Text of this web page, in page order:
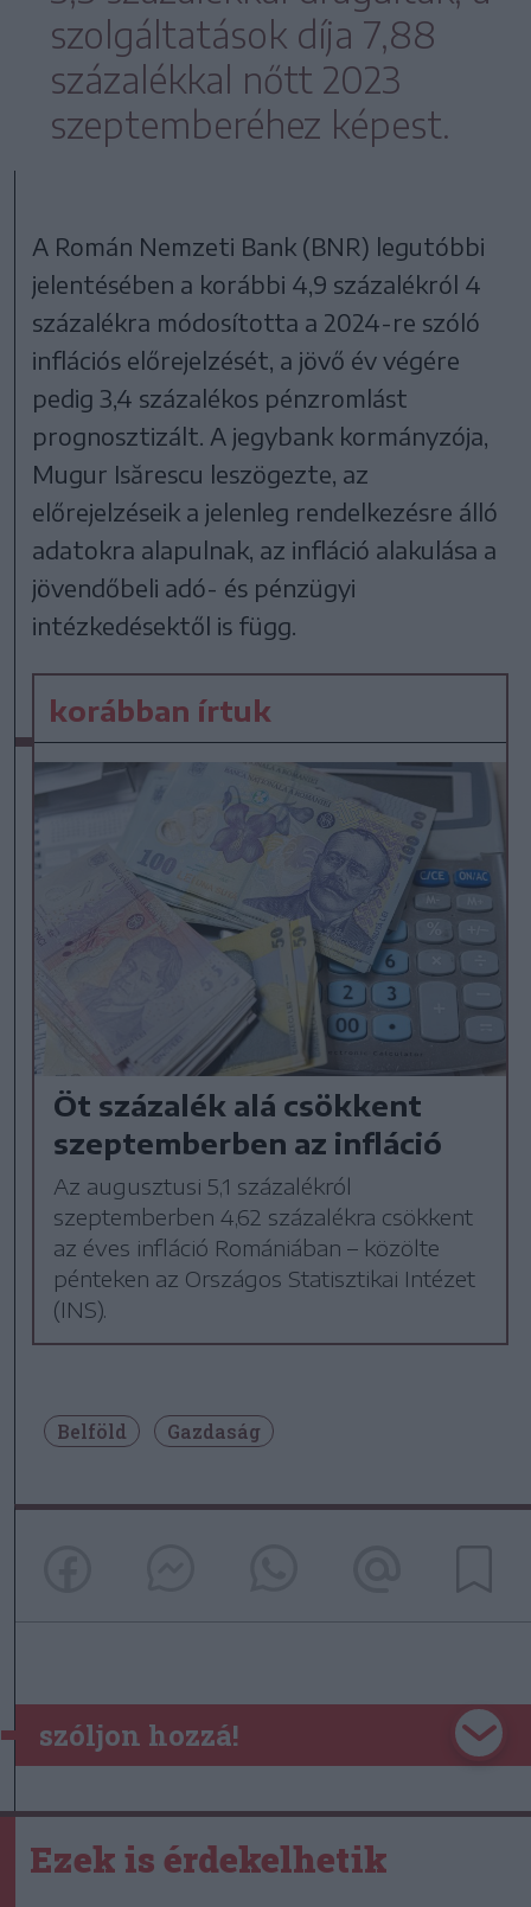
szolgáltatások díja 7,88
százalékkal nőtt 2023
szeptemberéhez képest.
A Román Nemzeti Bank (BNR) legutóbbi
jelentésében a korábbi 4,9 százalékról 4
százalékra módosította a 2024-re szóló
inflációs előrejelzését, a jövő év végére
pedig 3,4 százalékos pénzromlást
prognosztizált. A jegybank kormányzója,
Mugur Isărescu leszögezte, az
előrejelzéseik a jelenleg rendelkezésre álló
adatokra alapulnak, az infláció alakulása a
jövendőbeli adó- és pénzügyi
intézkedésektől is függ.
korábban írtuk
Öt százalék alá csökkent
szeptemberben az infláció
Az augusztusi 5,1 százalékról
szeptemberben 4,62 százalékra csökkent
az éves infláció Romániában – közölte
pénteken az Országos Statisztikai Intézet
(INS).
Belföld Gazdaság
szóljon hozzá!
Ezek is érdekelhetik